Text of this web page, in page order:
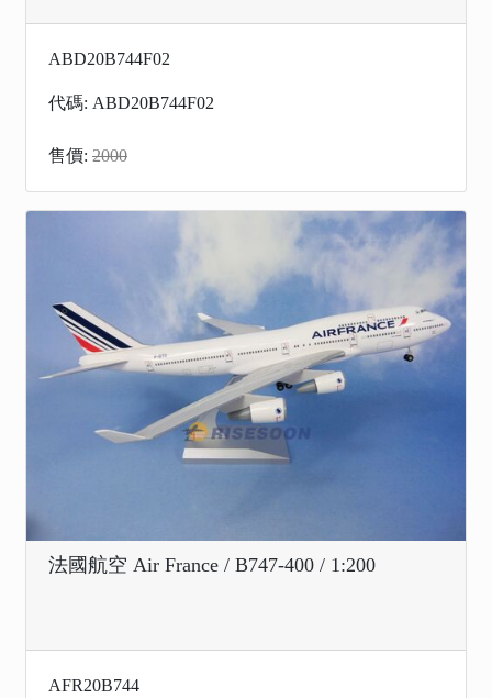
ABD20B744F02
代碼: ABD20B744F02
售價: 2000
法國航空 Air France / B747-400 / 1:200
AFR20B744